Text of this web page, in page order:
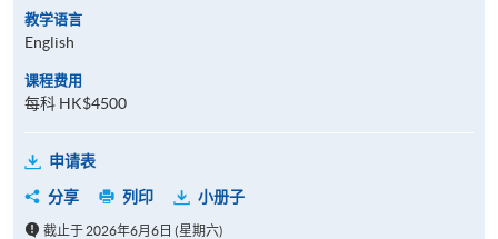
教学语言
English
课程费用
每科 HK$4500
申请表
分享
列印 小册子
截止于 2026年6月6日 (星期六)